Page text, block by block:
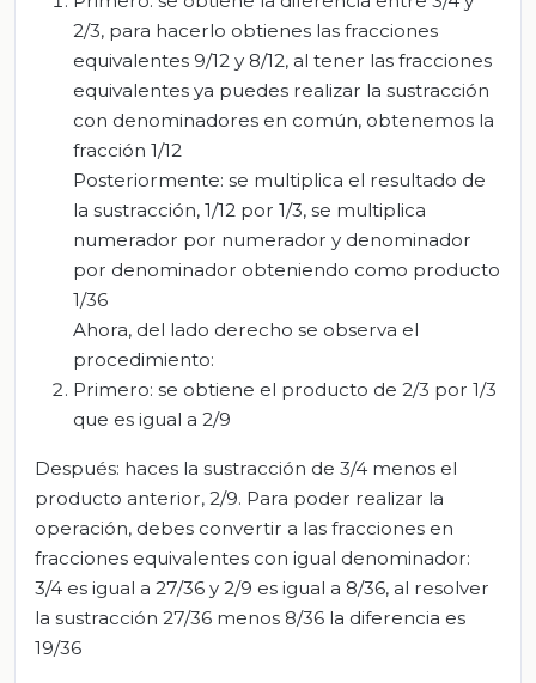
2/3, para hacerlo obtienes las fracciones
equivalentes 9/12 y 8/12, al tener las fracciones
equivalentes ya puedes realizar la sustracción
con denominadores en común, obtenemos la
fracción 1/12
Posteriormente: se multiplica el resultado de
la sustracción, 1/12 por 1/3, se multiplica
numerador por numerador y denominador
por denominador obteniendo como producto
1/36
Ahora, del lado derecho se observa el
procedimiento:
Primero: se obtiene el producto de 2/3 por 1/3
que es igual a 2/9
Después: haces la sustracción de 3/4 menos el
producto anterior, 2/9. Para poder realizar la
operación, debes convertir a las fracciones en
fracciones equivalentes con igual denominador:
3/4 es igual a 27/36 y 2/9 es igual a 8/36, al resolver
la sustracción 27/36 menos 8/36 la diferencia es
19/36